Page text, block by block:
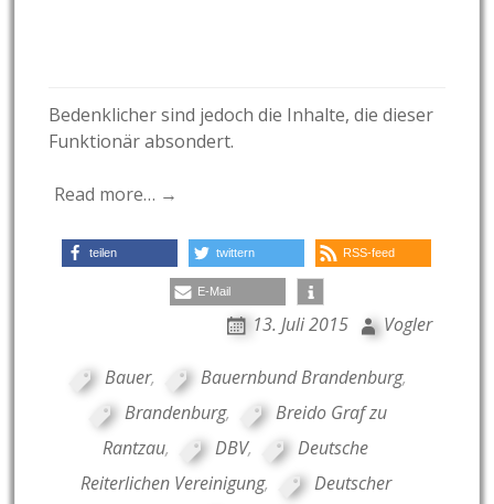
Bedenklicher sind jedoch die Inhalte, die dieser
Funktionär absondert.
Read more… →
teilen twittern RSS-feed
E-Mail
13. Juli 2015 Vogler
Bauer, Bauernbund Brandenburg,
Brandenburg,
Breido Graf zu
Rantzau, DBV,
Deutsche
Reiterlichen Vereinigung, Deutscher